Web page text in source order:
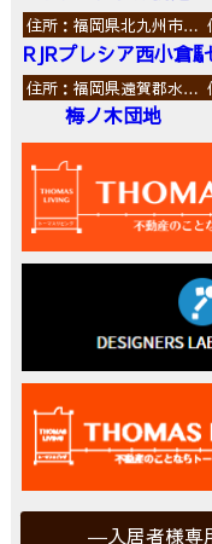
住所：福岡県北九州市…
RJRプレシア西小倉
住所：福岡県遠賀郡水…
梅ノ木団地
入居者様専